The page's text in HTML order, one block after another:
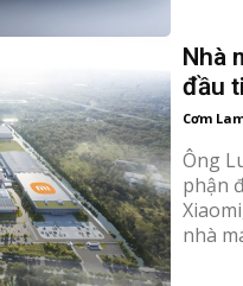
Nhà
đầu
Cơm
Ông
phận
nhà